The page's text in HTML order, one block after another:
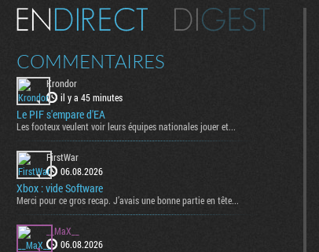
COMMENTAIRES
Krondor
il y a 45 minutes
Le PIF s'empare d'EA
Les footeux veulent voir leurs équipes nationales jouer et...
FirstWar
06.08.2026
Xbox : vide Software
Merci pour ce gros recap. J’avais une bonne partie en tête...
__MaX__
06.08.2026